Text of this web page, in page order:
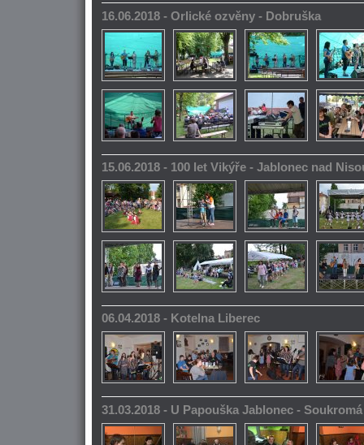
16.06.2018 - Orlické ozvěny - Dobruška
15.06.2018 - 100 let Vikýře - Jablonec nad
06.04.2018 - Kotelna Liberec
31.03.2018 - U Papouška Jablonec -